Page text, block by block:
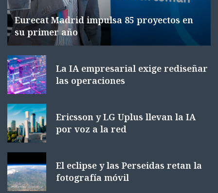
Eurecat Madrid impulsa 85 proyectos en
su primer año
La IA empresarial exige rediseñar
las operaciones
Ericsson y LG Uplus llevan la IA
por voz a la red
El eclipse y las Perseidas retan la
fotografía móvil